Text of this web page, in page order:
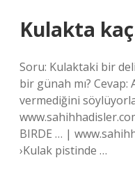
Kulakta
Soru: Kulaktaki bir
bir günah mı?
vermediğini
BIRDE … |
›Kulak pistinde …